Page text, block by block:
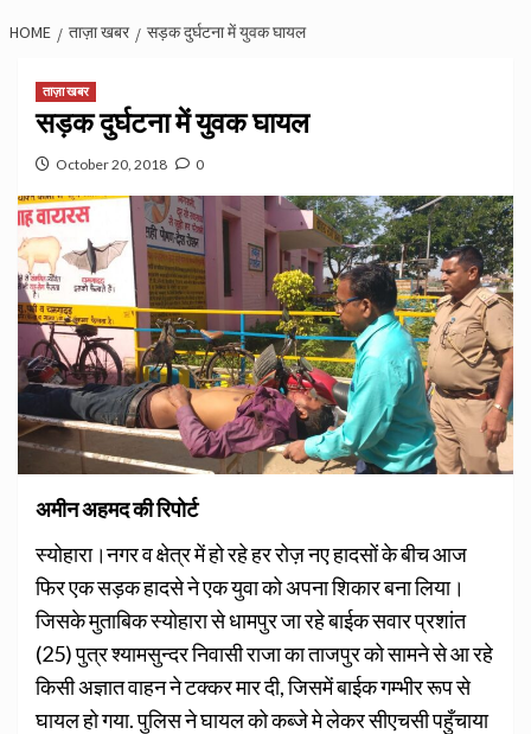
HOME ताज़ा खबर सड़क दुर्घटना में युवक घायल
ताज़ा खबर
सड़क दुर्घटना में युवक घायल
October 20, 2018 0
अमीन अहमद की रिपोर्ट
स्योहारा।नगर व क्षेत्र में हो रहे हर रोज़ नए हादसों के बीच आज
फिर एक सड़क हादसे ने एक युवा को अपना शिकार बना लिया।
जिसके मुताबिक स्योहारा से धामपुर जा रहे बाईक सवार प्रशांत
(25) पुत्र श्यामसुन्दर निवासी राजा का ताजपुर को सामने से आ रहे
किसी अज्ञात वाहन ने टक्कर मार दी, जिसमें बाईक गम्भीर रूप से
घायल हो गया. पुलिस ने घायल को कब्जे मे लेकर सीएचसी पहुँचाया